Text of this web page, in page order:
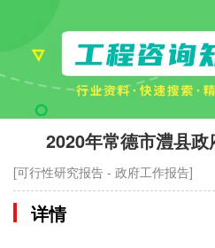
2020年常德市澧县
[可行性研究报告 - 政府工作报告]
详情